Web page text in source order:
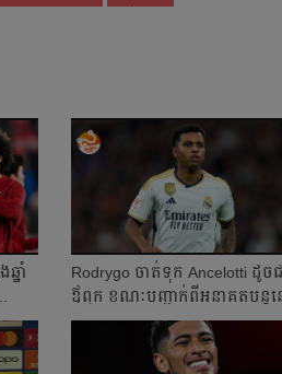
នាំ
Rodrygo ចាត់​ទុក​ Ancelotti ដូច​ជ
ឪពុក​ ខណៈ​បញ្ជាក់​ពី​អនាគត​​បន្ត​ន